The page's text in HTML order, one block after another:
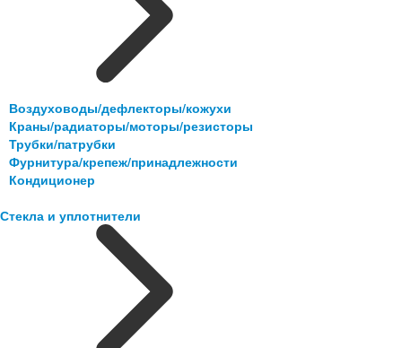
Воздуховоды/дефлекторы/кожухи
Краны/радиаторы/моторы/резисторы
Трубки/патрубки
Фурнитура/крепеж/принадлежности
Кондиционер
Стекла и уплотнители